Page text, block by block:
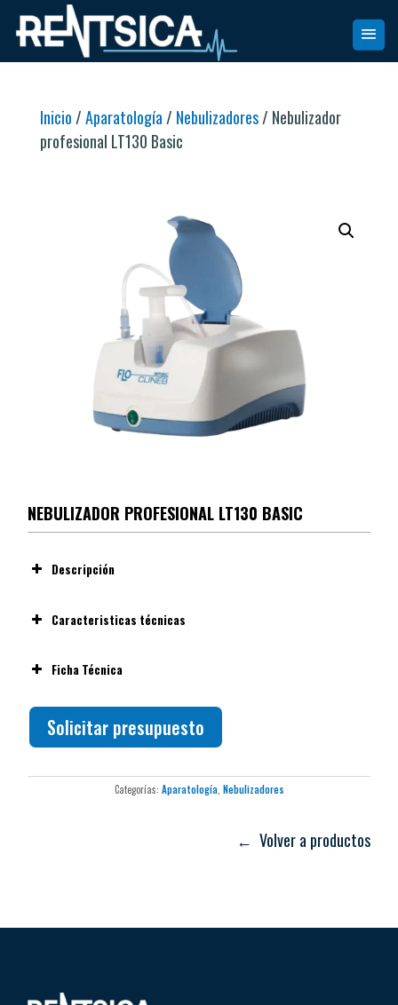
Inicio /Aparatología / Nebulizadores/ Nebulizador
profesional LT130 Basic
NEBULIZADOR PROFESIONAL LT130 BASIC
Descripción
Caracteristicas técnicas
Funcionamiento silencioso y estable.
Carcasa de ABS autoextinguible, resistente y duradera.
Motor de pistón libre de mantenimiento.
Potencia absorbida:184 VA
Flujo máximo (compresor):
Ficha Técnica
Ver ficha técnica
Solicitar presupuesto
Categorías: Aparatología, Nebulizadores
← Volver a productos